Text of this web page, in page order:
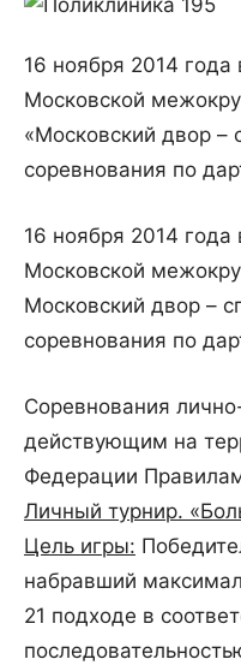
16 ноября 2014
Московской
«Московский двор –
соревнования по
16 ноября 2014
Московской
Московский двор –
соревнования по
Соревнования
действующим на
Федерации
Личный турнир.
Цель игры:
набравший
21 подходе в